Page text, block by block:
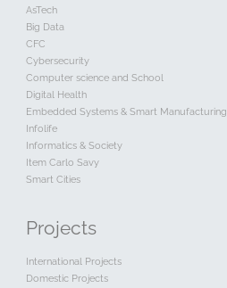
AsTech
Big Data
CFC
Cybersecurity
Computer science and School
Digital Health
Embedded Systems & Smart Manufacturing
Infolife
Informatics & Society
Item Carlo Savy
Smart Cities
Projects
International Projects
Domestic Projects